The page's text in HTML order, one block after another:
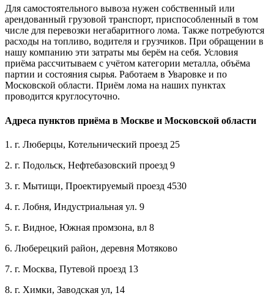
Для самостоятельного вывоза нужен собственный или
арендованный грузовой транспорт, приспособленный в том
числе для перевозки негабаритного лома. Также потребуются
расходы на топливо, водителя и грузчиков. При обращении в
нашу компанию эти затраты мы берём на себя. Условия
приёма рассчитываем с учётом категории металла, объёма
партии и состояния сырья. Работаем в Уваровке и по
Московской области. Приём лома на наших пунктах
проводится круглосуточно.
Адреса пунктов приёма в Москве и Московской области
1. г. Люберцы, Котельнический проезд 25
2. г. Подольск, Нефтебазовский проезд 9
3. г. Мытищи, Проектируемый проезд 4530
4. г. Лобня, Индустриальная ул. 9
5. г. Видное, Южная промзона, вл 8
6. Люберецкий район, деревня Мотяково
7. г. Москва, Путевой проезд 13
8. г. Химки, Заводская ул, 14